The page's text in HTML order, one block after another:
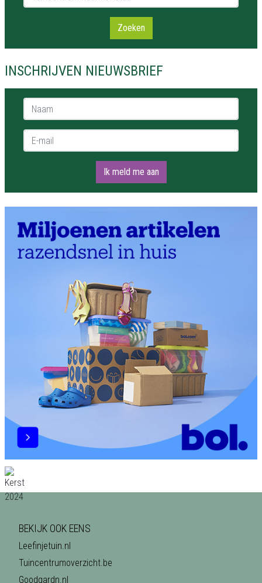
Zoeken
INSCHRIJVEN NIEUWSBRIEF
Naam *
E-mail *
Ik meld me aan
BEKIJK OOK EENS
Leefinjetuin.nl
Tuincentrumoverzicht.be
Goodgardn.nl